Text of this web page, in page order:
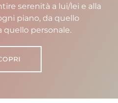
serenità a lui/lei e alla
piano, da quello
quello personale.